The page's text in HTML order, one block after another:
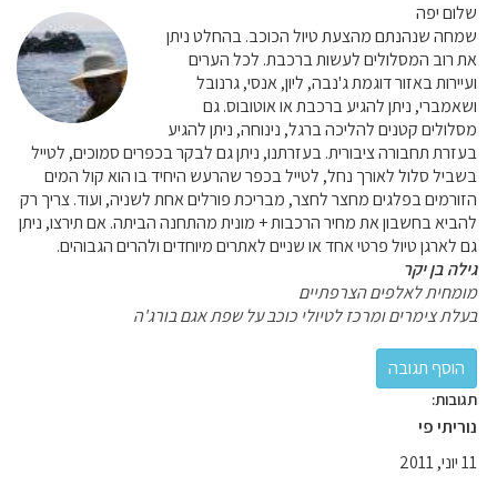
שלום יפה
שמחה שנהנתם מהצעת טיול הכוכב. בהחלט ניתן
את רוב המסלולים לעשות ברכבת. לכל הערים
ועיירות באזור דוגמת ג'נבה, ליון, אנסי, גרנובל
ושאמברי, ניתן להגיע ברכבת או אוטובוס. גם
מסלולים קטנים להליכה ברגל, נינוחה, ניתן להגיע
בעזרת תחבורה ציבורית. בעזרתנו, ניתן גם לבקר בכפרים סמוכים, לטייל
בשביל סלול לאורך נחל, לטייל בכפר שהרעש היחיד בו הוא קול המים
הזורמים בפלגים מחצר לחצר, מבריכת פורלים אחת לשניה, ועוד. צריך רק
להביא בחשבון את מחיר הרכבות + מונית מהתחנה הביתה. אם תירצו, ניתן
גם לארגן טיול פרטי אחד או שניים לאתרים מיוחדים ולהרים הגבוהים.
גילה בן יקר
מומחית לאלפים הצרפתיים
בעלת צימרים ומרכז לטיולי כוכב על שפת אגם בורג'ה
תגובות:
נוריתי פי
11 יוני, 2011